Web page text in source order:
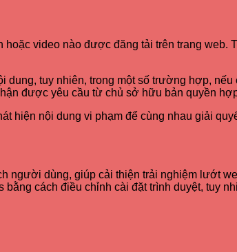
video nào được đăng tải trên trang
dung, tuy nhiên, trong một số trường hợp,
được yêu cầu từ chủ sở hữu bản quyền
hiện nội dung vi phạm để cùng nhau giải
người dùng, giúp cải thiện trải nghiệm lướt
cách điều chỉnh cài đặt trình duyệt, tuy